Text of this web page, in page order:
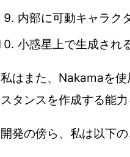
内部に可動キャラク
小惑星上で生成され
私はまた、Nakamaを
スタンスを作成する能
開発の傍ら、私は以下